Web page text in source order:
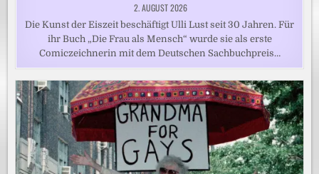
2. AUGUST 2026
Die Kunst der Eiszeit beschäftigt Ulli Lust seit 30 Jahren. Für
ihr Buch „Die Frau als Mensch“ wurde sie als erste
Comiczeichnerin mit dem Deutschen Sachbuchpreis…